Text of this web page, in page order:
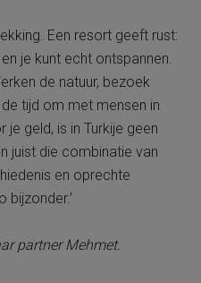
Een resort geeft rust:
je kunt echt ontspannen.
de natuur, bezoek
tijd om met mensen in
geld, is in Turkije geen
juist die combinatie van
en oprechte
bijzonder.’
partner Mehmet.